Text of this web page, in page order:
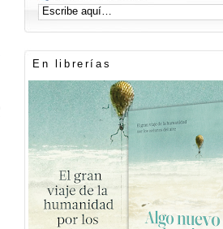
En librerías